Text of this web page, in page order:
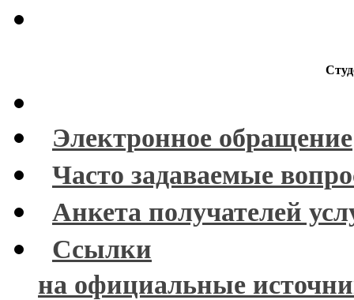
Электронное обращение
Часто задаваемые
Анкета получателей
Ссылки
на официальные